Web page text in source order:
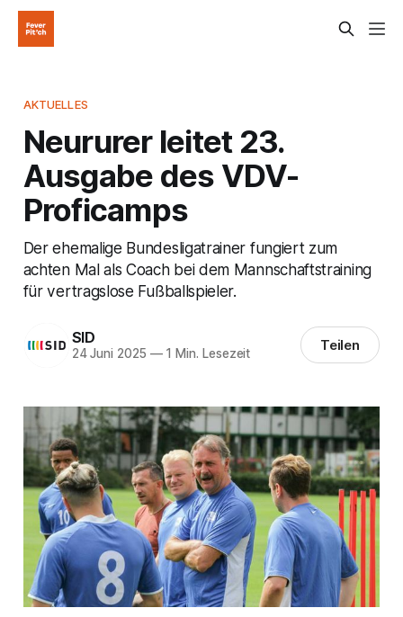
AKTUELLES
Neururer leitet 23.
Ausgabe des VDV-
Proficamps
Der ehemalige Bundesligatrainer fungiert zum
achten Mal als Coach bei dem Mannschaftstraining
für vertragslose Fußballspieler.
SID
24 Juni 2025 —1 Min. Lesezeit Teilen